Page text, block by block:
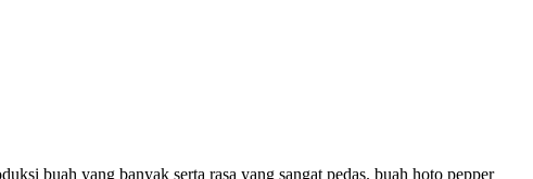
buah yang banyak serta rasa yang sangat pedas. buah hoto pepper